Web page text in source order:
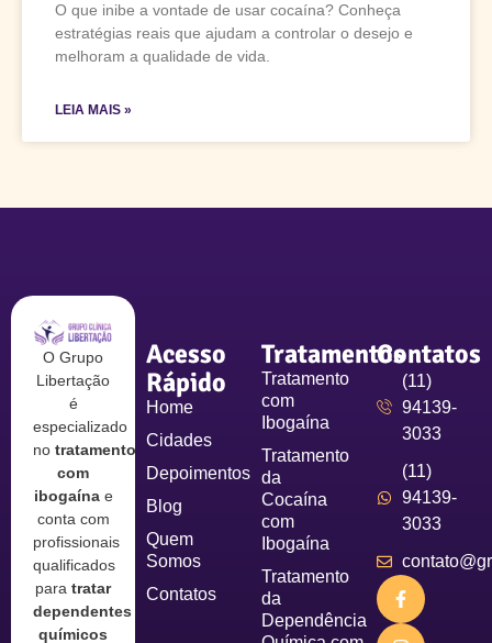
O que inibe a vontade de usar cocaína? Conheça
estratégias reais que ajudam a controlar o desejo e
melhoram a qualidade de vida.
LEIA MAIS »
O Grupo
Libertação
é
especializado
no tratamento
com
ibogaínae
conta com
profissionais
qualificados
paratratar
dependentes
químicos
Acesso
Rápido
Home
Cidades
Depoimentos
Blog
Quem
Somos
Contatos
Tratamentos
Tratamento
com
Ibogaína
Tratamento
da
Cocaína
com
Ibogaína
Tratamento
da
Dependência
Contatos
(11)
94139-
3033
(11)
94139-
3033